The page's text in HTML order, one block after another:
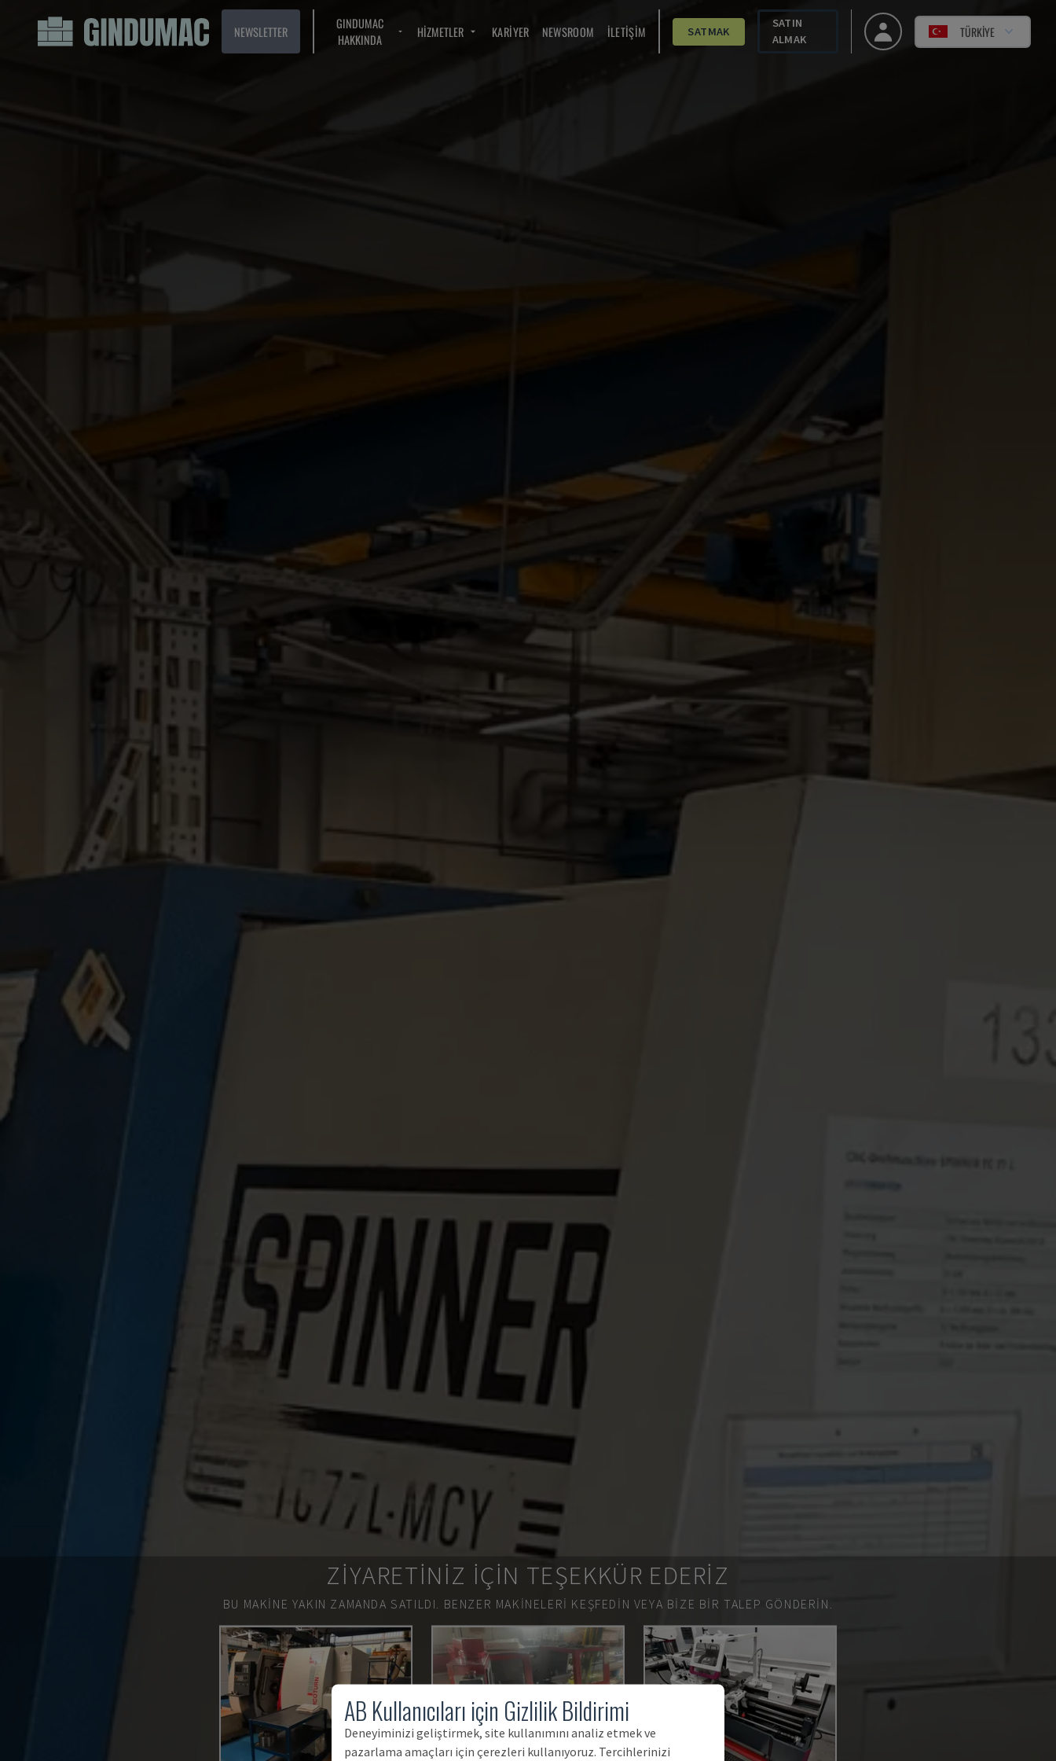
NEWSLETTER
GINDUMAC
HAKKINDA
HIZMETLER KARIYER NEWSROOM İLETIŞIM SATMAK
SATIN
ALMAK
TÜRKIYE
ZIYARETINIZ IÇIN TEŞEKKÜR EDERIZ
BU MAKINE YAKIN ZAMANDA SATILDI. BENZER MAKINELERI KEŞFEDIN VEYA BIZE BIR TALEP GÖNDERIN.
AB Kullanıcıları için Gizlilik Bildirimi
Deneyiminizi geliştirmek, site kullanımını analiz etmek ve
pazarlama amaçları için çerezleri kullanıyoruz. Tercihlerinizi